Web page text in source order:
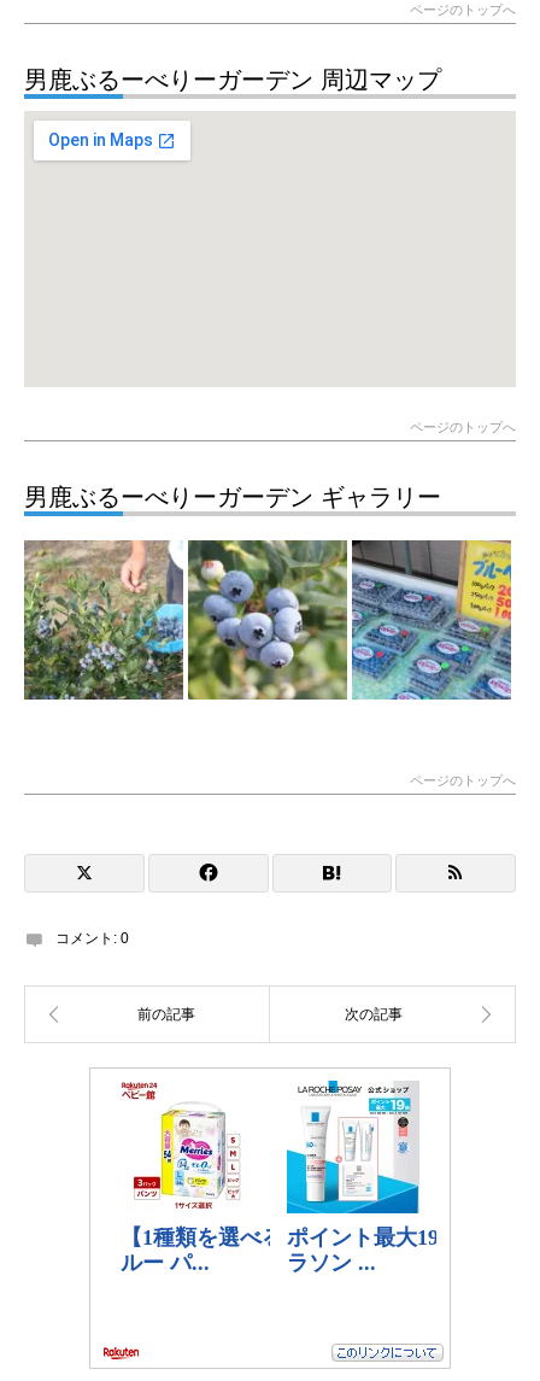
ページのトップへ
男鹿ぶるーべりーガーデン 周辺マップ
ページのトップへ
男鹿ぶるーべりーガーデン ギャラリー
ページのトップへ
コメント: 0